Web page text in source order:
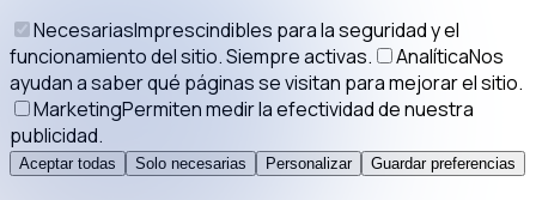
NecesariasImprescindibles para la seguridad y el
funcionamiento del sitio. Siempre activas.
AnalíticaNos
ayudan a saber qué páginas se visitan para mejorar el sitio.
MarketingPermiten medir la efectividad de nuestra
publicidad.
Aceptar todas Solo necesarias Personalizar Guardar preferencias